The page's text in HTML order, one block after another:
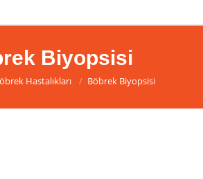
Biyopsisi
Hastalıkları Böbrek Biyopsisi